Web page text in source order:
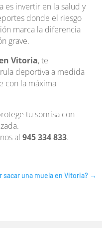
es invertir en la salud y
donde el riesgo
marca la diferencia
grave.
Vitoria, te
deportiva a medida
con la máxima
tu sonrisa con
al945 334 833.
una muela en Vitoria?→